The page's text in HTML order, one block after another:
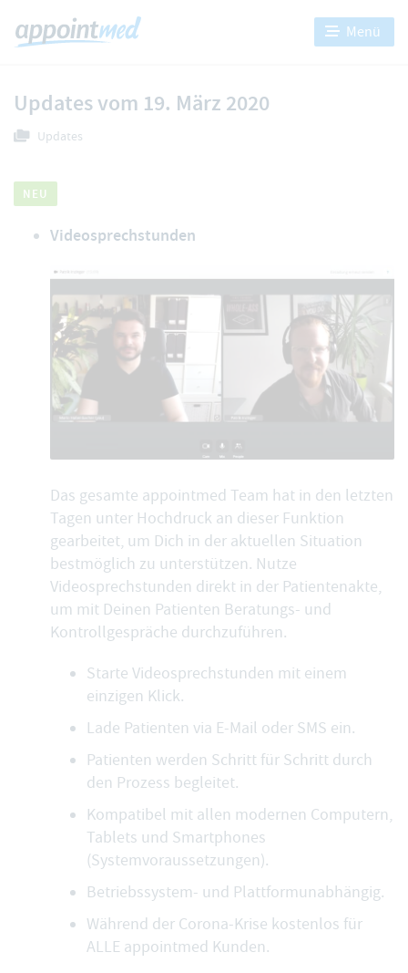
Menü
Updates vom 19. März 2020
Updates
NEU
Videosprechstunden
Das gesamte appointmed Team hat in den letzten
Tagen unter Hochdruck an dieser Funktion
gearbeitet, um Dich in der aktuellen Situation
bestmöglich zu unterstützen. Nutze
Videosprechstunden direkt in der Patientenakte,
um mit Deinen Patienten Beratungs- und
Kontrollgespräche durchzuführen.
Starte Videosprechstunden mit einem
einzigen Klick.
Lade Patienten via E-Mail oder SMS ein.
Patienten werden Schritt für Schritt durch
den Prozess begleitet.
Kompatibel mit allen modernen Computern,
Tablets und Smartphones
(Systemvoraussetzungen).
Betriebssystem- und Plattformunabhängig.
Während der Corona-Krise kostenlos für
ALLE appointmed Kunden.